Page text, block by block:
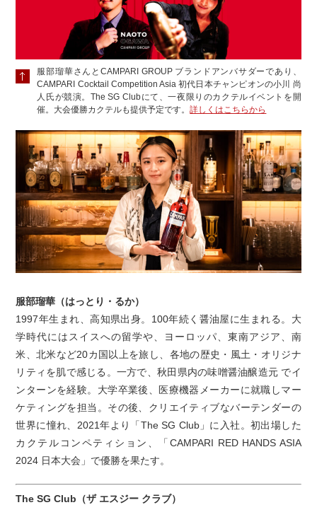
服部瑠華さんとCAMPARI GROUP ブランドアンバサダーであり、
CAMPARI Cocktail Competition Asia 初代日本チャンピオンの小川 尚
人氏が競演。The SG Clubにて、一夜限りのカクテルイベントを開
催。大会優勝カクテルも提供予定です。詳しくはこちらから
服部瑠華（はっとり・るか）
1997年生まれ、高知県出身。100年続く醤油屋に生まれる。大
学時代にはスイスへの留学や、ヨーロッパ、東南アジア、南
米、北米など20カ国以上を旅し、各地の歴史・風土・オリジナ
リティを肌で感じる。一方で、秋田県内の味噌醤油醸造元 でイ
ンターンを経験。大学卒業後、医療機器メーカーに就職しマー
ケティングを担当。その後、クリエイティブなバーテンダーの
世界に憧れ、2021年より「The SG Club」に入社。初出場した
カクテルコンペティション、「CAMPARI RED HANDS ASIA
2024 日本大会」で優勝を果たす。
The SG Club（ザ エスジー クラブ）